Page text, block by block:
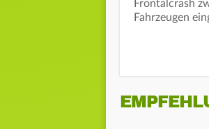
Frontalcrash
Fahrzeugen